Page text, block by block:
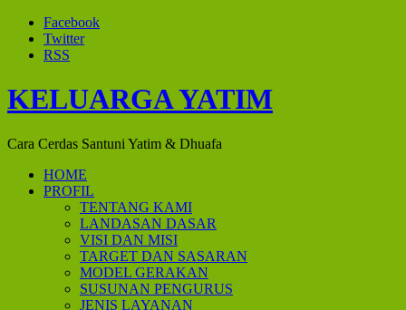
Facebook
Twitter
RSS
KELUARGA YATIM
Cara Cerdas Santuni Yatim & Dhuafa
HOME
PROFIL
TENTANG KAMI
LANDASAN DASAR
VISI DAN MISI
TARGET DAN SASARAN
MODEL GERAKAN
SUSUNAN PENGURUS
JENIS LAYANAN